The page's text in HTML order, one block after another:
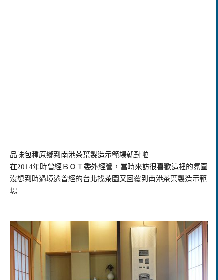
品味包種原鄉到南港茶葉製造示範場就對啦
在2014年時曾經ＢＯＴ委外經營，當時來訪很喜歡這裡的氛圍
沒想到時過境遷曾經的台北找茶園又回覆到南港茶葉製造示範
場